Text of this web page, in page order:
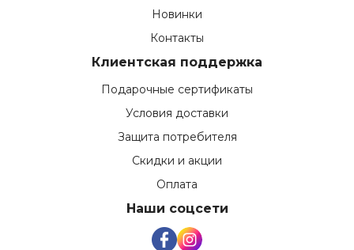
Новинки
Контакты
Клиентская поддержка
Подарочные сертификаты
Условия доставки
Защита потребителя
Скидки и акции
Оплата
Наши соцсети